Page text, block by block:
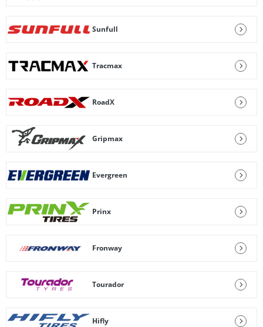
Sunfull
Tracmax
RoadX
Gripmax
Evergreen
Prinx
Fronway
Tourador
Hifly